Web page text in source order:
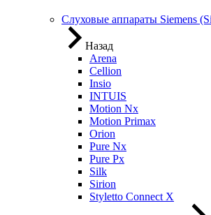
Слуховые аппараты Siemens
Назад
Arena
Cellion
Insio
INTUIS
Motion Nx
Motion Primax
Orion
Pure Nx
Pure Px
Silk
Sirion
Styletto Connect X